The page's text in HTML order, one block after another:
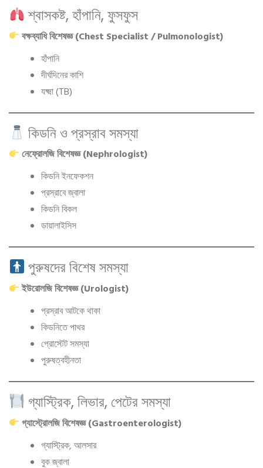
শ্বাসকষ্ট, হাঁপানি, ফুসফুস
বক্ষব্যাধি বিশেষজ্ঞ (Chest Specialist / Pulmonologist)
হাঁপানি
দীর্ঘদিনের কাশি
যক্ষ্মা (TB)
কিডনি ও প্রস্রাব সমস্যা
নেফ্রোলজি বিশেষজ্ঞ (Nephrologist)
কিডনি ইনফেকশন
প্রস্রাবে জ্বালা
কিডনি বিকল
ডায়ালাইসিস
পুরুষদের বিশেষ সমস্যা
ইউরোলজি বিশেষজ্ঞ (Urologist)
প্রস্রাব আটকে থাকা
কিডনিতে পাথর
প্রোস্টেট সমস্যা
পুরুষত্বহীনতা
গ্যাস্ট্রিক, লিভার, পেটের সমস্যা
গ্যাস্ট্রোলজি বিশেষজ্ঞ (Gastroenterologist)
গ্যাস্ট্রিক, আলসার
বুক জ্বালা